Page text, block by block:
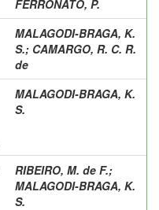
FERRONATO, P.
MALAGODI-BRAGA, K.
S.; CAMARGO, R. C. R.
de
MALAGODI-BRAGA, K.
S.
RIBEIRO, M. de F.;
MALAGODI-BRAGA, K.
S.